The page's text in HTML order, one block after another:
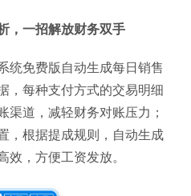
，一招解放财务双手
统免费版自动生成每日销售
，每种支付方式的交易明细
渠道，减轻财务对账压力；
，根据提成规则，自动生成
效，方便工资发放。